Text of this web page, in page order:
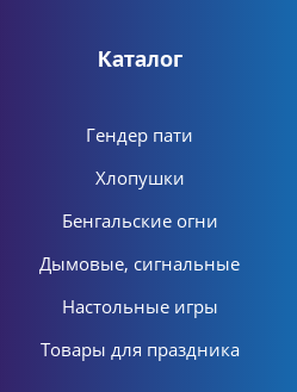
Каталог
Гендер пати
Хлопушки
Бенгальские огни
Дымовые, сигнальные
Настольные игры
Товары для праздника